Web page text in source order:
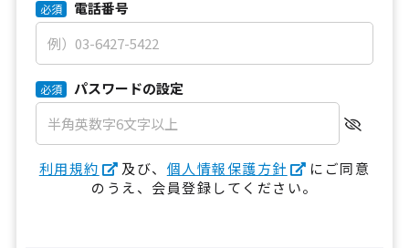
必須 電話番号
必須 パスワードの設定
利用規約 及び、 個人情報保護方針
にご同意
のうえ、会員登録してください。